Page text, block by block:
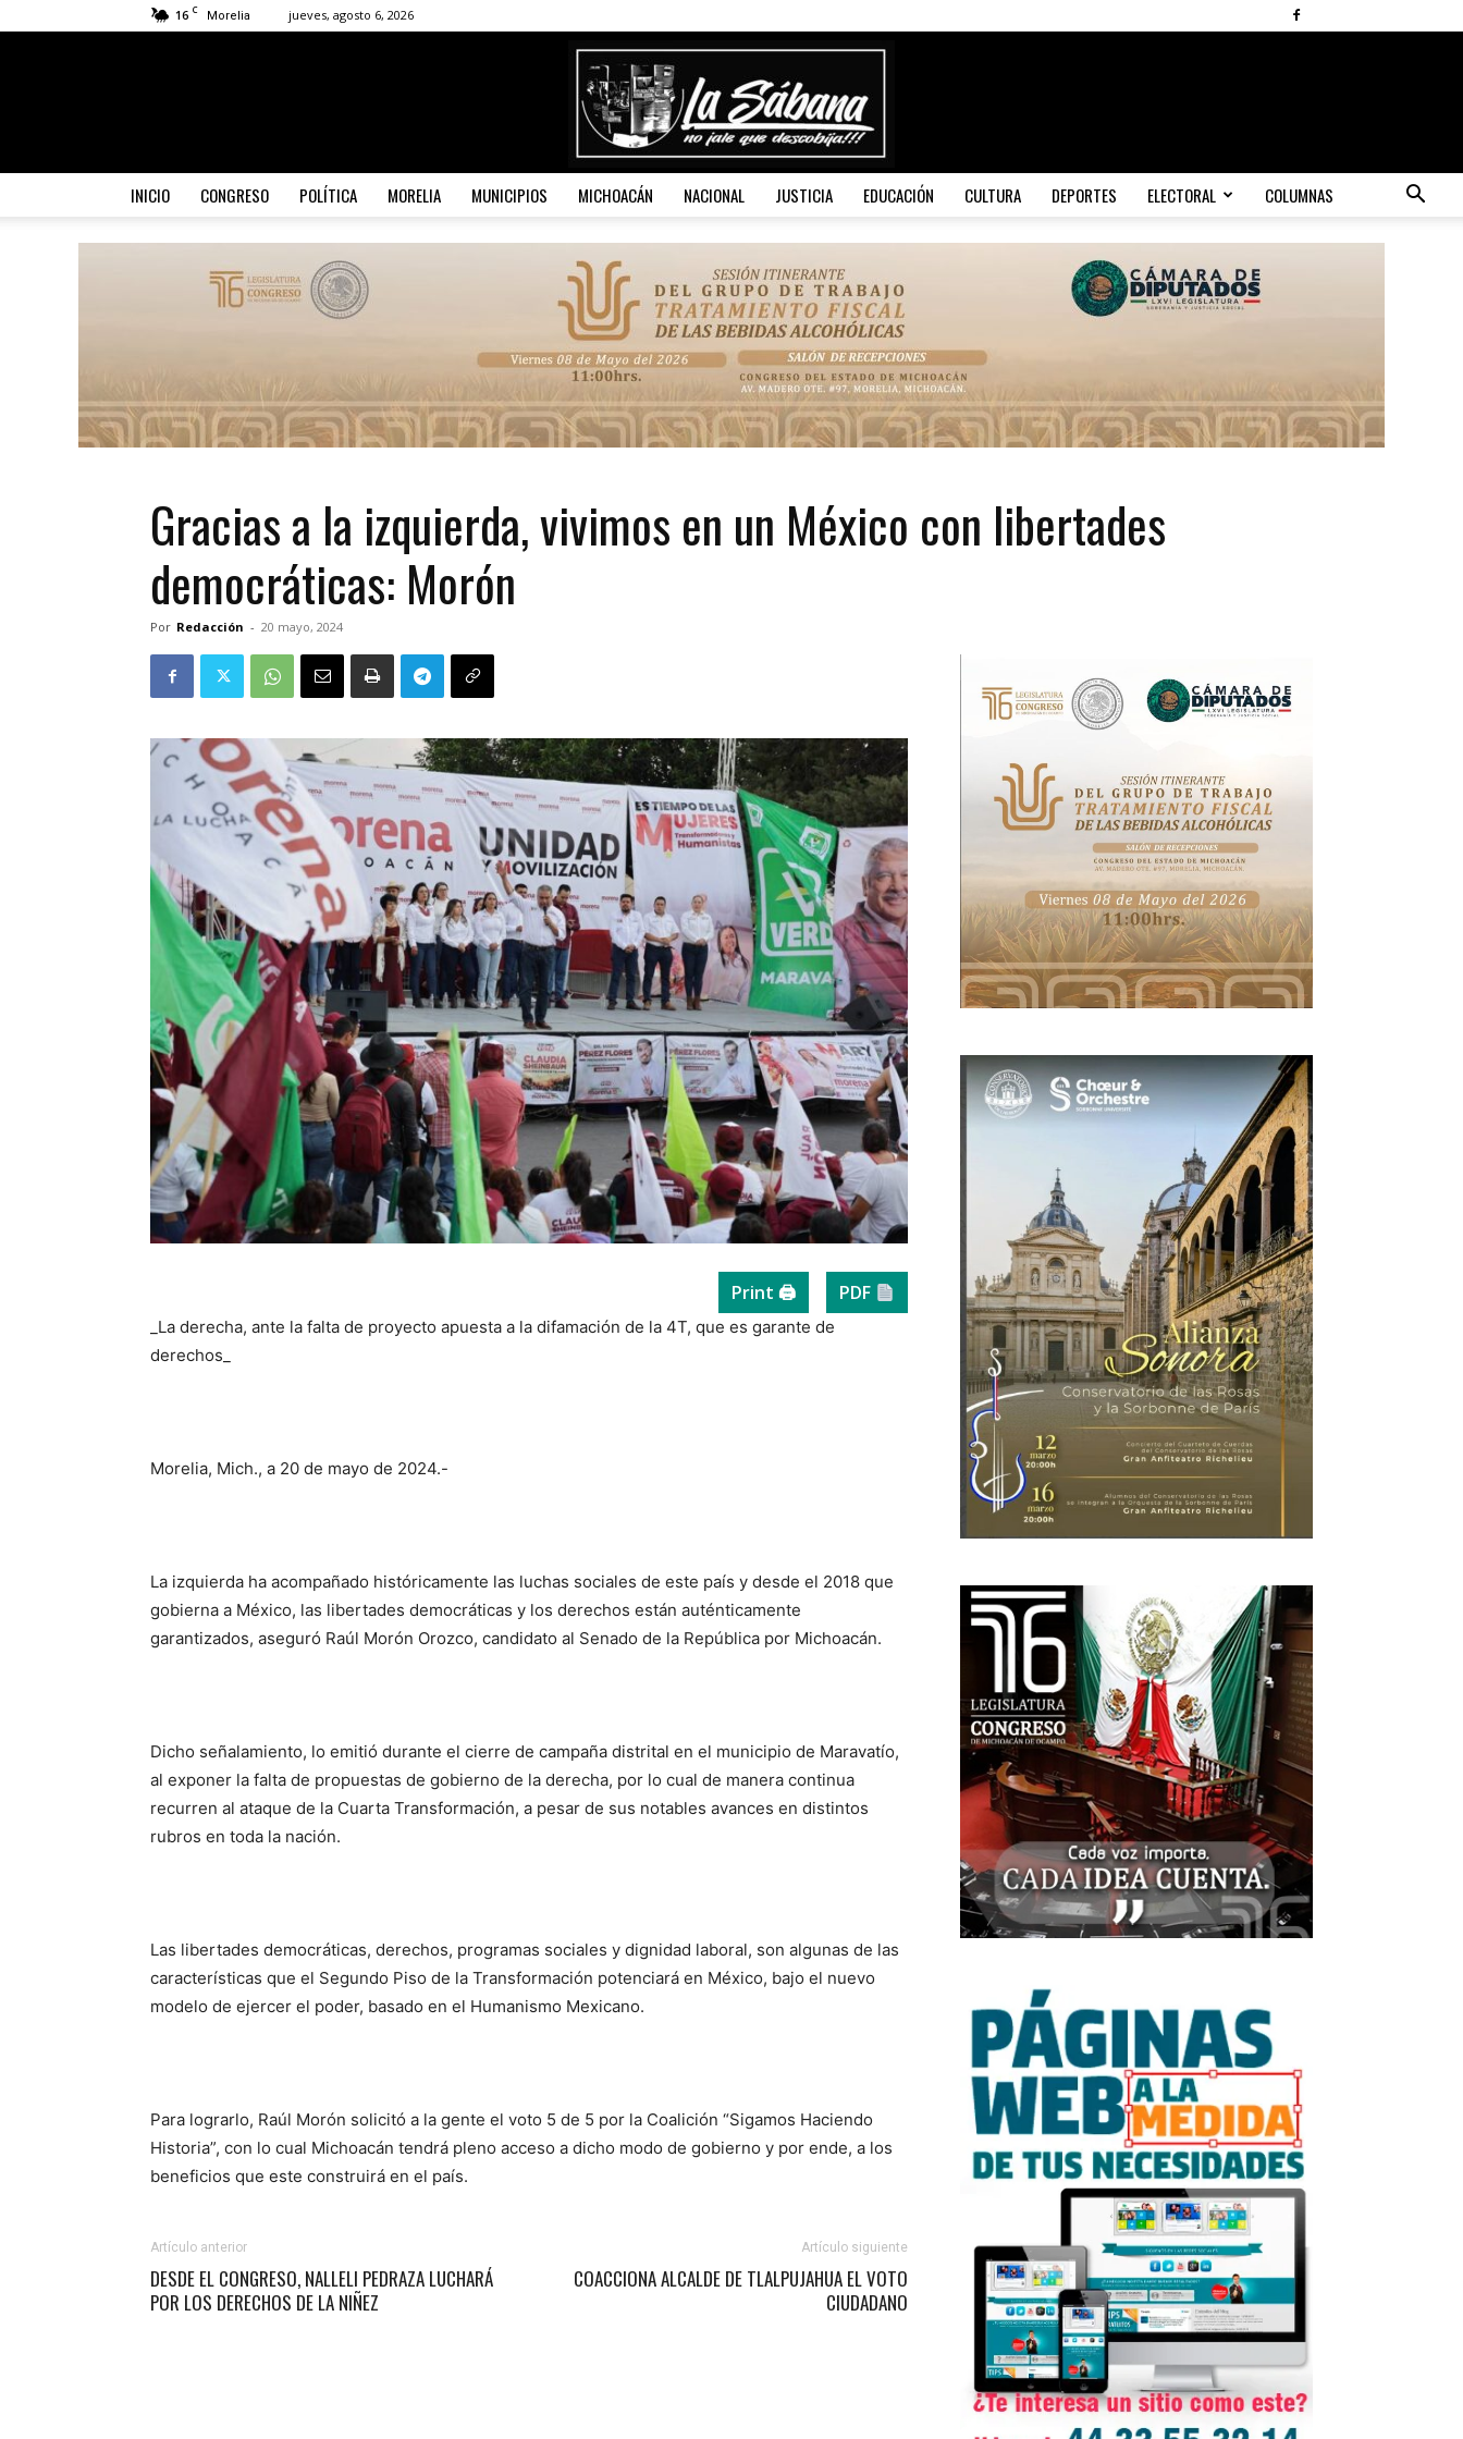
16 C Morelia jueves, agosto 6, 2026
Sábana
INICIO CONGRESO POLÍTICA MORELIA MUNICIPIOS MICHOACÁN NACIONAL JUSTICIA EDUCACIÓN CULTURA DEPORTES ELECTORAL COLUMNAS
Gracias a la izquierda, vivimos en un México con libertades
democráticas: Morón
Por Redacción - 20 mayo, 2024
Print 🖨 PDF
_La derecha, ante la falta de proyecto apuesta a la difamación de la 4T, que es garante de
derechos_
Morelia, Mich., a 20 de mayo de 2024.-
La izquierda ha acompañado históricamente las luchas sociales de este país y desde el 2018 que
gobierna a México, las libertades democráticas y los derechos están auténticamente
garantizados, aseguró Raúl Morón Orozco, candidato al Senado de la República por Michoacán.
Dicho señalamiento, lo emitió durante el cierre de campaña distrital en el municipio de Maravatío,
al exponer la falta de propuestas de gobierno de la derecha, por lo cual de manera continua
recurren al ataque de la Cuarta Transformación, a pesar de sus notables avances en distintos
rubros en toda la nación.
Las libertades democráticas, derechos, programas sociales y dignidad laboral, son algunas de las
características que el Segundo Piso de la Transformación potenciará en México, bajo el nuevo
modelo de ejercer el poder, basado en el Humanismo Mexicano.
Para lograrlo, Raúl Morón solicitó a la gente el voto 5 de 5 por la Coalición “Sigamos Haciendo
Historia”, con lo cual Michoacán tendrá pleno acceso a dicho modo de gobierno y por ende, a los
beneficios que este construirá en el país.
Artículo anterior
DESDE EL CONGRESO, NALLELI PEDRAZA LUCHARÁ
POR LOS DERECHOS DE LA NIÑEZ
Artículo siguiente
COACCIONA ALCALDE DE TLALPUJAHUA EL VOTO
CIUDADANO